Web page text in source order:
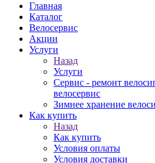
Главная
Каталог
Велосервис
Акции
Услуги
Назад
Услуги
Сервис - ремонт
велосервис
Зимнее хранение
Как купить
Назад
Как купить
Условия оплаты
Условия доставки